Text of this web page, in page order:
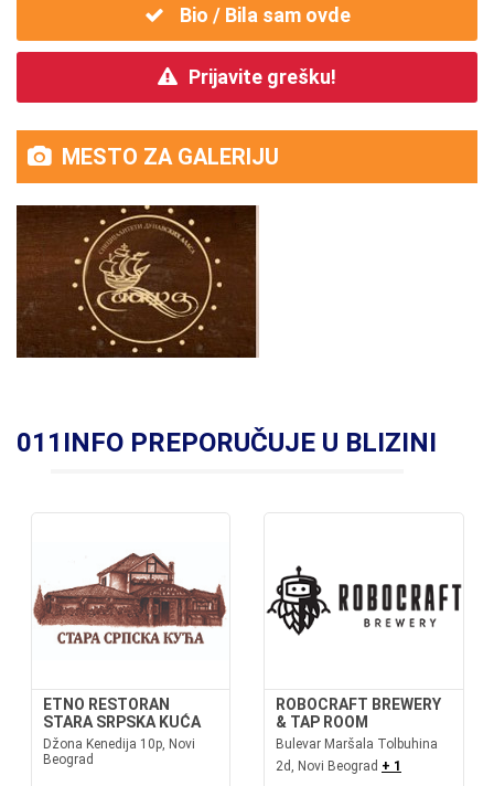
Bio / Bila sam ovde
Prijavite grešku!
MESTO ZA GALERIJU
011INFO PREPORUČUJE U BLIZINI
ETNO RESTORAN
STARA SRPSKA KUĆA
Džona Kenedija 10p, Novi
Beograd
ROBOCRAFT BREWERY
& TAP ROOM
Bulevar Maršala Tolbuhina
2d, Novi Beograd + 1